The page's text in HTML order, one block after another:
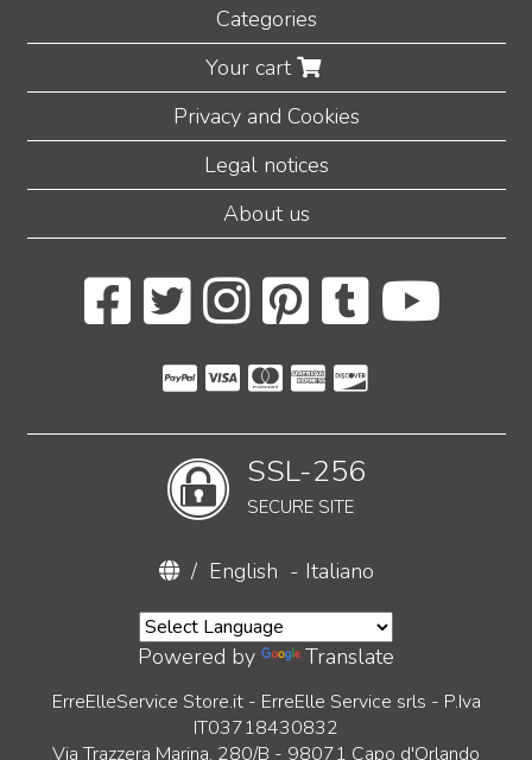
Categories
Your cart
Privacy and Cookies
Legal notices
About us
SSL-256
SECURE SITE
/ English - Italiano
Powered by Translate
ErreElleService Store.it - ErreElle Service srls - P.Iva
IT03718430832
Via Trazzera Marina, 280/B - 98071 Capo d'Orlando